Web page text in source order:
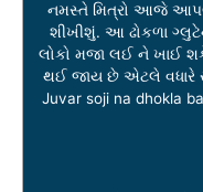
નમસ્તે મિત્રો આજે આપણે
શીખીશું. આ ઢોકળા
લોકો મજા લઈ ને ખાઈ
થઈ જાય છે એટલે વધારે
Juvar soji na dhokla